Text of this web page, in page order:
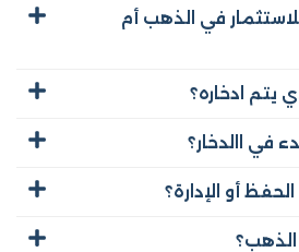
في الذهب أم
يتم ادخاره؟
في االدخار؟
أو الإدارة؟